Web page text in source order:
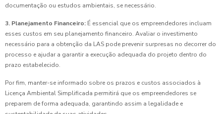
documentação ou estudos ambientais, se necessário.
3. Planejamento Financeiro: É essencial que os empreendedores incluam
esses custos em seu planejamento financeiro. Avaliar o investimento
necessário para a obtenção da LAS pode prevenir surpresas no decorrer do
processo e ajudar a garantir a execução adequada do projeto dentro do
prazo estabelecido.
Por fim, manter-se informado sobre os prazos e custos associados à
Licença Ambiental Simplificada permitirá que os empreendedores se
preparem de forma adequada, garantindo assim a legalidade e